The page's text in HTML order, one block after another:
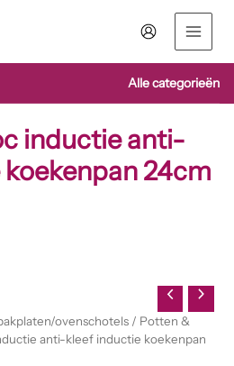
Alle categorieën
inductie anti-
24cm
ovenschotels / Potten &
anti-kleef inductie koekenpan